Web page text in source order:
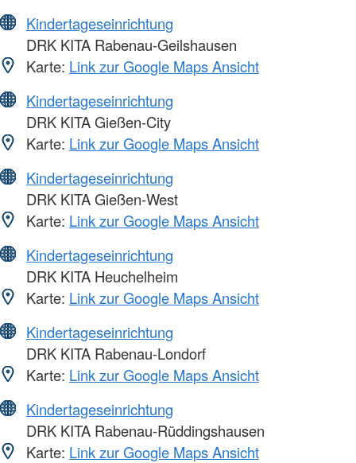
Kindertageseinrichtung
DRK KITA Rabenau-Geilshausen
Karte: Link zur Google Maps Ansicht
Kindertageseinrichtung
DRK KITA Gießen-City
Karte: Link zur Google Maps Ansicht
Kindertageseinrichtung
DRK KITA Gießen-West
Karte: Link zur Google Maps Ansicht
Kindertageseinrichtung
DRK KITA Heuchelheim
Karte: Link zur Google Maps Ansicht
Kindertageseinrichtung
DRK KITA Rabenau-Londorf
Karte: Link zur Google Maps Ansicht
Kindertageseinrichtung
DRK KITA Rabenau-Rüddingshausen
Karte: Link zur Google Maps Ansicht